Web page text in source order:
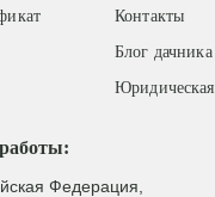
Федерация,
Контакты
Блог дачника